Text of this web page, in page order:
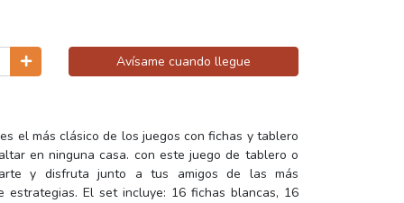
Avísame cuando llegue
el más clásico de los juegos con fichas y tablero
en ninguna casa. con este juego de tablero o
y disfruta junto a tus amigos de las más
estrategias. El set incluye: 16 fichas blancas, 16